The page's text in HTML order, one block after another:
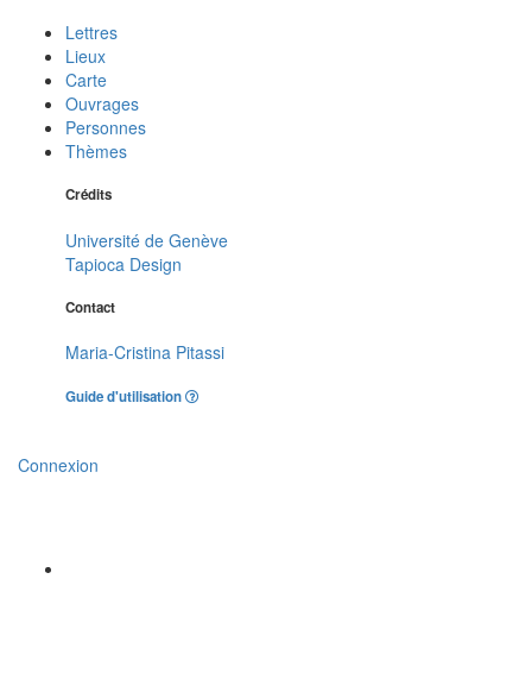
Lettres
Lieux
Carte
Ouvrages
Personnes
Thèmes
Crédits
Université de Genève
Tapioca Design
Contact
Maria-Cristina Pitassi
Guide d'utilisation
Connexion